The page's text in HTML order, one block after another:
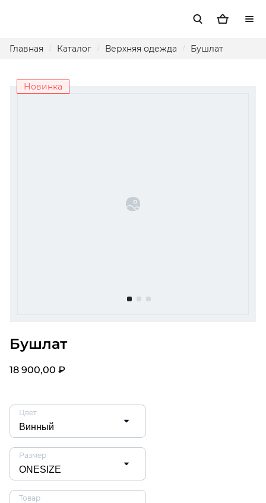
Главная / Каталог / Верхняя одежда / Бушлат
Новинка
itemitemitem
1
of Бушлат
18 900,00 ₽
Цвет
Размер
Товар